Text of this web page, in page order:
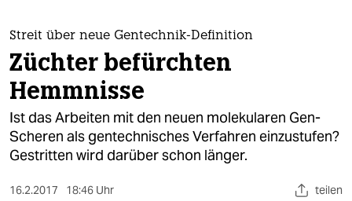
themen
politik
öko
gesellschaft
Streit über neue Gentechnik-Definition
Züchter befürchten
Hemmnisse
Ist das Arbeiten mit den neuen molekularen Gen-
Scheren als gentechnisches Verfahren einzustufen?
Gestritten wird darüber schon länger.
16.2.2017 18:46 Uhr teilen